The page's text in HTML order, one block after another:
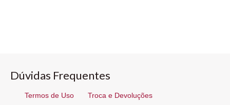
Dúvidas Frequentes
Termos de Uso Troca e Devoluções